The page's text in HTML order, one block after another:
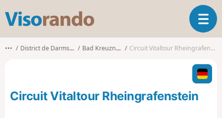
s
o
o
O
u
v
i
r
l
••• District de Darmstadt Bad Kreuznach Circuit Vitaltour Rheingrafenstein
Circuit Vitaltour Rheingrafenstein